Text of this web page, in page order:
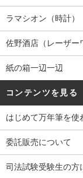
ラマシオン（時計）
佐野酒店（レーザー
紙の箱一辺一辺
コンテンツを見る
はじめて万年筆を使
委託販売について
司法試験受験生の方